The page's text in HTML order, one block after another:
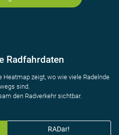
Radfahrdaten
Heatmap zeigt, wo wie viele Radelnde
sind.
den Radverkehr sichtbar.
RADar!